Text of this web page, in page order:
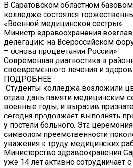
В Саратовском областном
колледже состоялся
«Военной медицинской сестры».
Министр здравоохранения
делегацию на Всероссийском
– основа процветания России»!
Современная диагностика в
своевременного лечения и
ПОДРОБНЕЕ
Студенты колледжа возложили
отдав дань памяти медицинским
военные годы, и выразив
сегодня продолжает выполнять
у постели больного. Эта
символом преемственности
уважения к труду медицинских
Министерство здравоохранения
уже 14 лет активно сотрудничает